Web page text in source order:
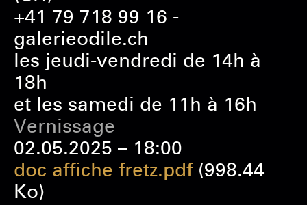
+41 79 718 99 16 -
galerieodile.ch
les jeudi-vendredi de 14h à
18h
et les samedi de 11h à 16h
Vernissage
02.05.2025 – 18:00
doc affiche fretz.pdf (998.44
Ko)